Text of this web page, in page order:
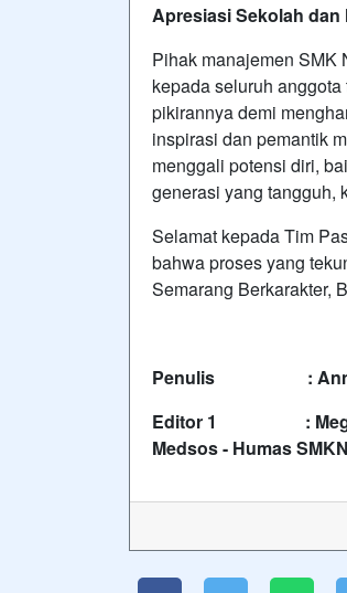
Apresiasi Sekolah dan
Pihak manajemen SMK
kepada seluruh
pikirannya demi
inspirasi dan pemantik
menggali potensi diri,
generasi yang tangguh,
Selamat kepada Tim
bahwa proses yang
Semarang Berkarakter,
Penulis : Anna
Editor 1 : Mega
Medsos - Humas